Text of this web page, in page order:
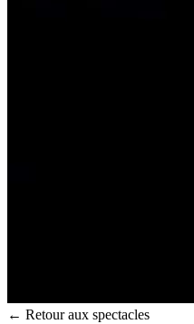
← Retour aux spectacles